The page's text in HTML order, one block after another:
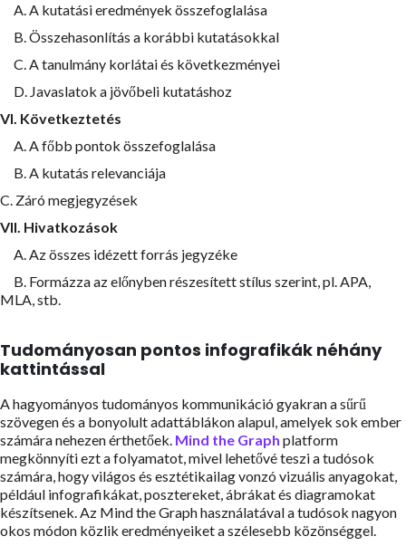
A. A kutatási eredmények összefoglalása
B. Összehasonlítás a korábbi kutatásokkal
C. A tanulmány korlátai és következményei
D. Javaslatok a jövőbeli kutatáshoz
VI. Következtetés
A. A főbb pontok összefoglalása
B. A kutatás relevanciája
C. Záró megjegyzések
VII. Hivatkozások
A. Az összes idézett forrás jegyzéke
B. Formázza az előnyben részesített stílus szerint, pl. APA,
MLA, stb.
Tudományosan pontos infografikák néhány
kattintással
A hagyományos tudományos kommunikáció gyakran a sűrű
szövegen és a bonyolult adattáblákon alapul, amelyek sok ember
számára nehezen érthetőek. Mind the Graph platform
megkönnyíti ezt a folyamatot, mivel lehetővé teszi a tudósok
számára, hogy világos és esztétikailag vonzó vizuális anyagokat,
például infografikákat, posztereket, ábrákat és diagramokat
készítsenek. Az Mind the Graph használatával a tudósok nagyon
okos módon közlik eredményeiket a szélesebb közönséggel.